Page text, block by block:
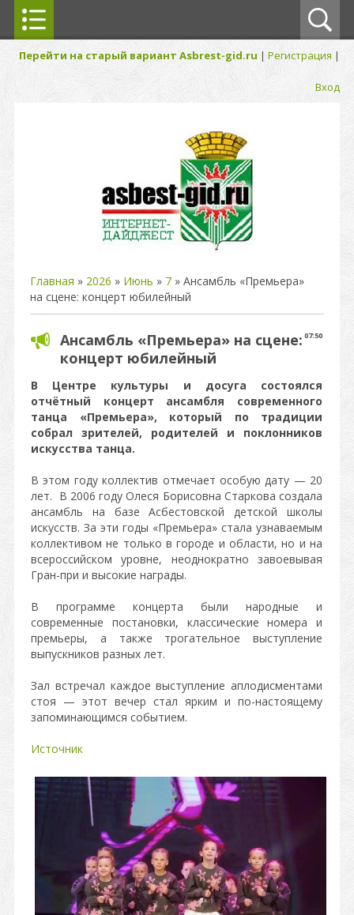
Перейти на старый вариант Asbrest-gid.ru | Регистрация |
Вход
Главная » 2026 » Июнь » 7 » Ансамбль «Премьера»
на сцене: концерт юбилейный
07:50
Ансамбль «Премьера» на сцене:
концерт юбилейный
В Центре культуры и досуга состоялся
отчётный концерт ансамбля современного
танца «Премьера», который по традиции
собрал зрителей, родителей и поклонников
искусства танца.
В этом году коллектив отмечает особую дату — 20
лет. В 2006 году Олеся Борисовна Старкова создала
ансамбль на базе Асбестовской детской школы
искусств. За эти годы «Премьера» стала узнаваемым
коллективом не только в городе и области, но и на
всероссийском уровне, неоднократно завоевывая
Гран-при и высокие награды.
В программе концерта были народные и
современные постановки, классические номера и
премьеры, а также трогательное выступление
выпускников разных лет.
Зал встречал каждое выступление аплодисментами
стоя — этот вечер стал ярким и по-настоящему
запоминающимся событием.
Источник